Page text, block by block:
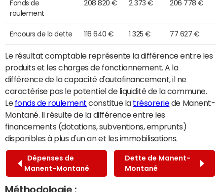
Fonds de
roulement
208 820 € 2 373 € 206 778 €
Encours de la dette 116 640 € 1 325 € 77 627 €
Le résultat comptable représente la différence entre les
produits et les charges de fonctionnement. A la
différence de la capacité d'autofinancement, il ne
caractérise pas le potentiel de liquidité de la commune.
Le fonds de roulement constitue la trésoreriede Manent-
Montané. Il résulte de la différence entre les
financements (dotations, subventions, emprunts)
disponibles à plus d'un an et les immobilisations.
Dépenses de
Manent-Montané
Dette de Manent-
Montané
Méthodologie :